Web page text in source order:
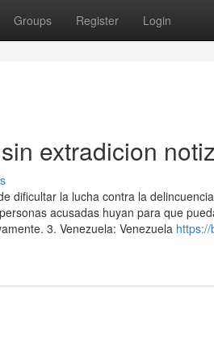
Groups Register Login
extradicion
dificultar la lucha contra la
acusadas huyan para que
3. Venezuela: Venezuela